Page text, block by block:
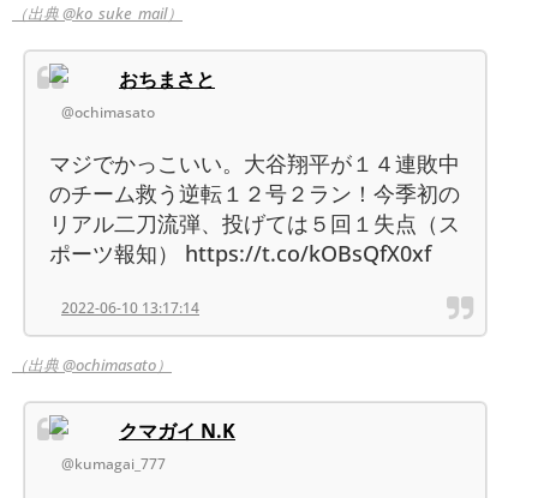
（出典 @ko_suke_mail）
おちまさと
@ochimasato
マジでかっこいい。大谷翔平が１４連敗中
のチーム救う逆転１２号２ラン！今季初の
リアル二刀流弾、投げては５回１失点（ス
ポーツ報知） https://t.co/kOBsQfX0xf
2022-06-10 13:17:14
（出典 @ochimasato）
クマガイ N.K
@kumagai_777